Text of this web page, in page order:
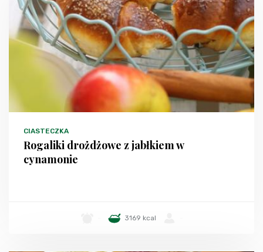
CIASTECZKA
Rogaliki drożdżowe z jabłkiem w
cynamonie
3169 kcal